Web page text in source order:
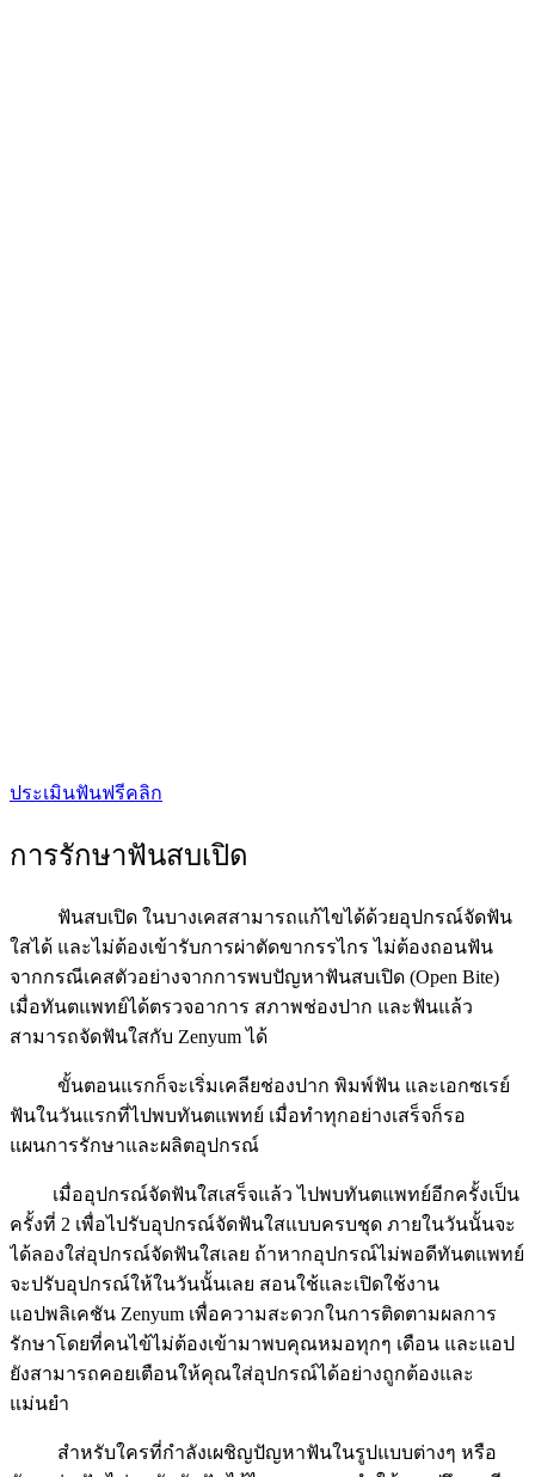
ประเมินฟันฟรีคลิก
การรักษาฟันสบเปิด
ฟันสบเปิด ในบางเคสสามารถแก้ไขได้ด้วยอุปกรณ์จัดฟัน
ใสได้ และไม่ต้องเข้ารับการผ่าตัดขากรรไกร ไม่ต้องถอนฟัน
จากกรณีเคสตัวอย่างจากการพบปัญหาฟันสบเปิด (Open Bite)
เมื่อทันตแพทย์ได้ตรวจอาการ สภาพช่องปาก และฟันแล้ว
สามารถจัดฟันใสกับ Zenyum ได้
ขั้นตอนแรกก็จะเริ่มเคลียช่องปาก พิมพ์ฟัน และเอกซเรย์
ฟันในวันแรกที่ไปพบทันตแพทย์ เมื่อทำทุกอย่างเสร็จก็รอ
แผนการรักษาและผลิตอุปกรณ์
เมื่ออุปกรณ์จัดฟันใสเสร็จแล้ว ไปพบทันตแพทย์อีกครั้งเป็น
ครั้งที่ 2 เพื่อไปรับอุปกรณ์จัดฟันใสแบบครบชุด ภายในวันนั้นจะ
ได้ลองใส่อุปกรณ์จัดฟันใสเลย ถ้าหากอุปกรณ์ไม่พอดีทันตแพทย์
จะปรับอุปกรณ์ให้ในวันนั้นเลย สอนใช้และเปิดใช้งาน
แอปพลิเคชัน Zenyum เพื่อความสะดวกในการติดตามผลการ
รักษาโดยที่คนไข้ไม่ต้องเข้ามาพบคุณหมอทุกๆ เดือน และแอป
ยังสามารถคอยเตือนให้คุณใส่อุปกรณ์ได้อย่างถูกต้องและ
แม่นยำ
สำหรับใครที่กำลังเผชิญปัญหาฟันในรูปแบบต่างๆ หรือ